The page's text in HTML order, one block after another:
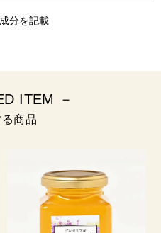
分を記載
ITEM －
商品